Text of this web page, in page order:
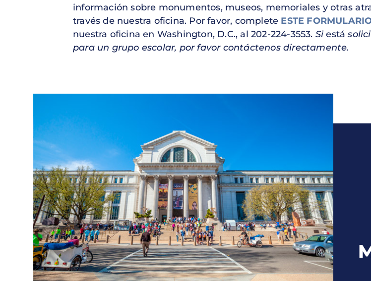
información sobre monumentos, museos, memoriales y otras
través de nuestra oficina. Por favor, complete ESTE
nuestra oficina en Washington, D.C., al 202-224-3553. Siestá
para un grupo escolar, por favor contáctenos directamente.